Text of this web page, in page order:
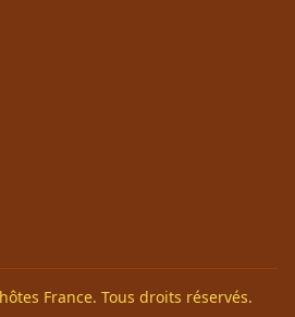
France. Tous droits réservés.